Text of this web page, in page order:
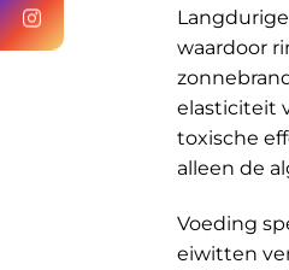
waardoor
elasticiteit
toxische
alleen de
Voeding
eiwitten